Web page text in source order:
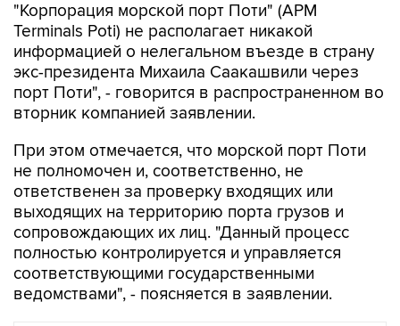
"Корпорация морской порт Поти" (APM
Terminals Poti) не располагает никакой
информацией о нелегальном въезде в страну
экс-президента Михаила Саакашвили через
порт Поти", - говорится в распространенном во
вторник компанией заявлении.
При этом отмечается, что морской порт Поти
не полномочен и, соответственно, не
ответственен за проверку входящих или
выходящих на территорию порта грузов и
сопровождающих их лиц. "Данный процесс
полностью контролируется и управляется
соответствующими государственными
ведомствами", - поясняется в заявлении.